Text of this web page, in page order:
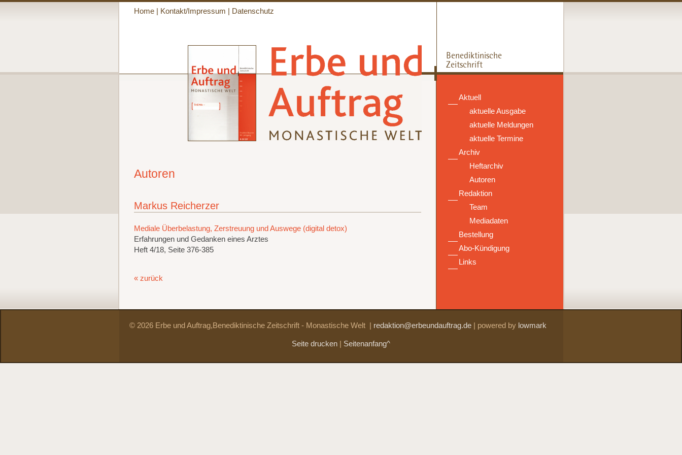
Home| Kontakt/Impressum Datenschutz
Aktuell
aktuelle Ausgabe
aktuelle Meldungen
aktuelle Termine
Archiv
Heftarchiv
Autoren
Redaktion
Team
Mediadaten
Bestellung
Abo-Kündigung
Links
Autoren
Markus Reicherzer
Mediale Überbelastung, Zerstreuung und Auswege (digital detox)
Erfahrungen und Gedanken eines Arztes
Heft 4/18, Seite 376-385
« zurück
© 2026 Erbe und Auftrag,Benediktinische Zeitschrift - Monastische Welt redaktion@erbeundauftrag.de| powered by lowmark
Seite drucken Seitenanfang^